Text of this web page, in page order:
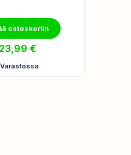
ostoskoriin
23,99€
Varastossa